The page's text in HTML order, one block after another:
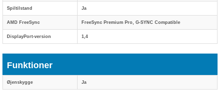
Spiltilstand Ja
AMD FreeSync FreeSync Premium Pro, G-SYNC Compatible
DisplayPort-version 1,4
Funktioner
Øjenskygge Ja